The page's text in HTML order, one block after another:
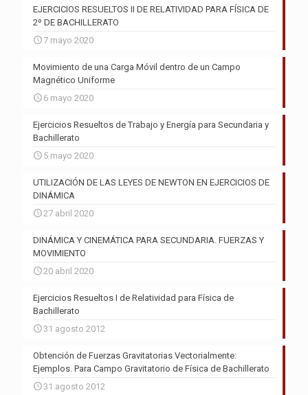
EJERCICIOS RESUELTOS II DE RELATIVIDAD PARA FÍSICA DE
2º DE BACHILLERATO
7 mayo 2020
Movimiento de una Carga Móvil dentro de un Campo
Magnético Uniforme
6 mayo 2020
Ejercicios Resueltos de Trabajo y Energía para Secundaria y
Bachillerato
5 mayo 2020
UTILIZACIÓN DE LAS LEYES DE NEWTON EN EJERCICIOS DE
DINÁMICA
27 abril 2020
DINÁMICA Y CINEMÁTICA PARA SECUNDARIA. FUERZAS Y
MOVIMIENTO
20 abril 2020
Ejercicios Resueltos I de Relatividad para Física de
Bachillerato
31 agosto 2012
Obtención de Fuerzas Gravitatorias Vectorialmente:
Ejemplos. Para Campo Gravitatorio de Física de Bachillerato
31 agosto 2012